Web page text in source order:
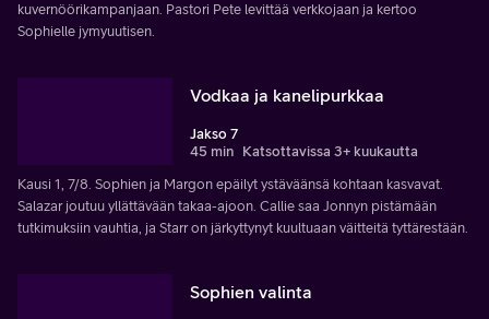
kuvernöörikampanjaan. Pastori Pete levittää verkkojaan ja kertoo
Sophielle jymyuutisen.
Vodkaa ja kanelipurkkaa
Jakso 7
45 min Katsottavissa 3+ kuukautta
Kausi 1, 7/8. Sophien ja Margon epäilyt ystäväänsä kohtaan kasvavat.
Salazar joutuu yllättävään takaa-ajoon. Callie saa Jonnyn pistämään
tutkimuksiin vauhtia, ja Starr on järkyttynyt kuultuaan väitteitä tyttärestään.
Sophien valinta